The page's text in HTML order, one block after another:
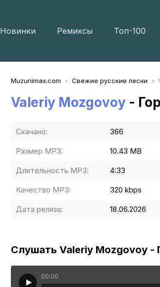
Новинки Ремиксы Топ-100
Muzunimax.com Свежие русские песни
Valeriy Mozgovoy -
Скачано: 366
Размер MP3: 10.43 MB
Длительность MP3: 4:33
Качество MP3: 320 kbps
Дата релиза: 18.06.2026
Слушать Valeriy Mozgovoy -
00:00